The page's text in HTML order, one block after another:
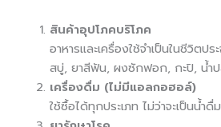
สินค้าอุปโภคบริโภค
อาหารและเครื่องใช้จำเป็นในชีวิตปร
สบู่, ยาสีฟัน, ผงซักฟอก, กะปิ, น้ำ
เครื่องดื่ม (ไม่มีแอลกอฮอล์)
ใช้ซื้อได้ทุกประเภท ไม่ว่าจะเป็นน้ำ